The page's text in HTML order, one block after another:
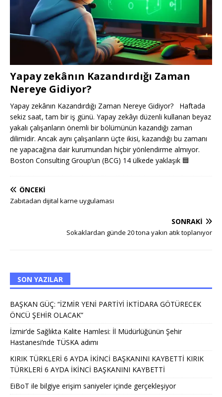
Yapay zekânın Kazandırdığı Zaman
Nereye Gidiyor?
Yapay zekânın Kazandırdığı Zaman Nereye Gidiyor? Haftada
sekiz saat, tam bir iş günü. Yapay zekâyı düzenli kullanan beyaz
yakalı çalışanların önemli bir bölümünün kazandığı zaman
dilimidir. Ancak aynı çalışanların üçte ikisi, kazandığı bu zamanı
ne yapacağına dair kurumundan hiçbir yönlendirme almıyor.
Boston Consulting Group’un (BCG) 14 ülkede yaklaşık 🟦
ÖNCEKI
Zabıtadan dijital karne uygulaması
SONRAKI
Sokaklardan günde 20 tona yakın atık toplanıyor
SON YAZILAR
BAŞKAN GÜÇ: “İZMİR YENİ PARTİYİ İKTİDARA GÖTÜRECEK
ÖNCÜ ŞEHİR OLACAK”
İzmir’de Sağlıkta Kalite Hamlesi: İl Müdürlüğünün Şehir
Hastanesi’nde TÜSKA adımı
KIRIK TÜRKLERİ 6 AYDA İKİNCİ BAŞKANINI KAYBETTİ KIRIK
TÜRKLERİ 6 AYDA İKİNCİ BAŞKANINI KAYBETTİ
EiBoT ile bilgiye erişim saniyeler içinde gerçekleşiyor